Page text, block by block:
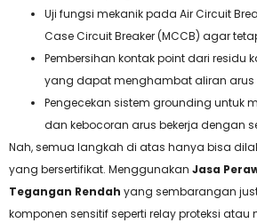
Uji fungsi mekanik pada Air Circuit
Case Circuit Breaker (MCCB) agar
Pembersihan kontak point dari residu
yang dapat menghambat aliran arus
Pengecekan sistem grounding untuk
dan kebocoran arus bekerja dengan
Nah, semua langkah di atas hanya bisa
yang bersertifikat. Menggunakan Jasa
Tegangan Rendah yang sembarangan
komponen sensitif seperti relay proteksi atau